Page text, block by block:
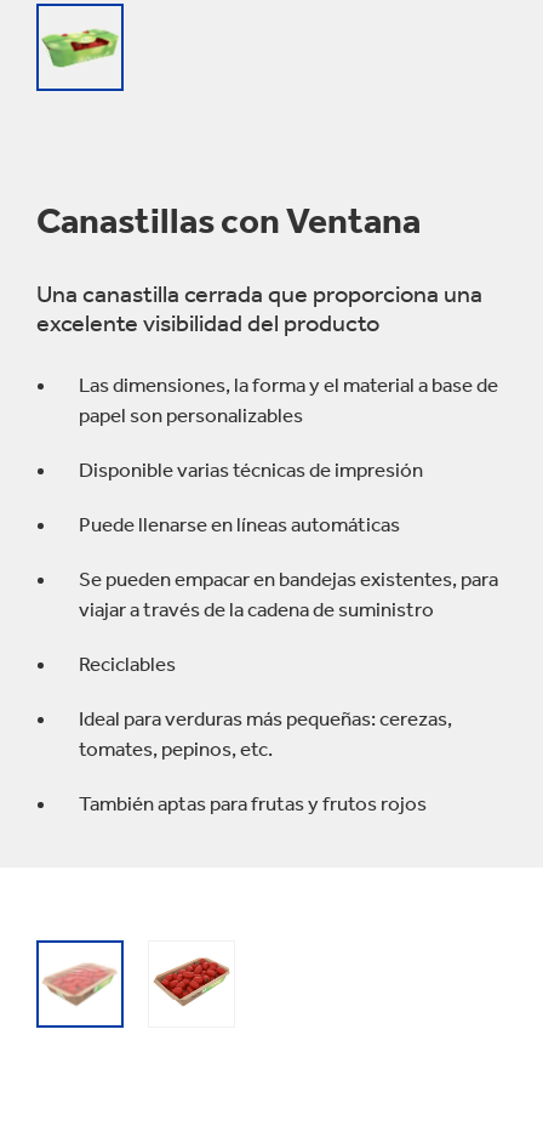
Canastillas con Ventana
Una canastilla cerrada que proporciona una
excelente visibilidad del producto
Las dimensiones, la forma y el material a base de
papel son personalizables
Disponible varias técnicas de impresión
Puede llenarse en líneas automáticas
Se pueden empacar en bandejas existentes, para
viajar a través de la cadena de suministro
Reciclables
Ideal para verduras más pequeñas: cerezas,
tomates, pepinos, etc.
También aptas para frutas y frutos rojos